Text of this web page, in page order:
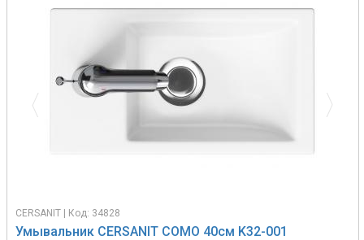
Previous
CERSANIT | Код: 34828
Умывальник CERSANIT COMO 40см K32-001